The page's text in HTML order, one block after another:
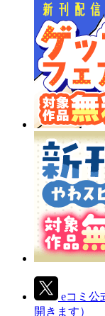
eコミ公
開きます）